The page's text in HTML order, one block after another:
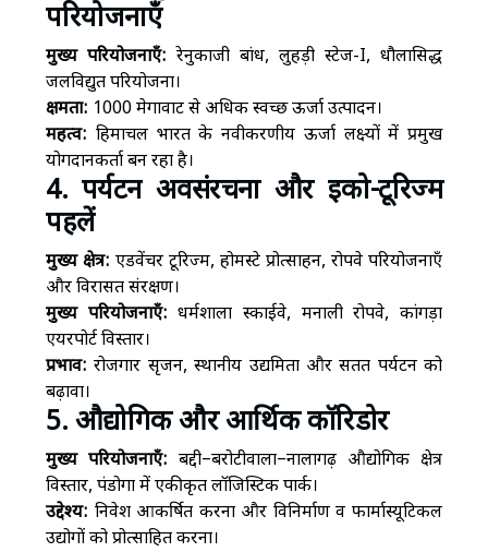
परियोजनाएँ
मुख्य परियोजनाएँ: रेनुकाजी बांध, लुहड़ी स्टेज-I, धौलासिद्ध
जलविद्युत परियोजना।
क्षमता: 1000 मेगावाट से अधिक स्वच्छ ऊर्जा उत्पादन।
महत्व: हिमाचल भारत के नवीकरणीय ऊर्जा लक्ष्यों में प्रमुख
योगदानकर्ता बन रहा है।
4. पर्यटन अवसंरचना और इको-टूरिज्म
पहलें
मुख्य क्षेत्र: एडवेंचर टूरिज्म, होमस्टे प्रोत्साहन, रोपवे परियोजनाएँ
और विरासत संरक्षण।
मुख्य परियोजनाएँ: धर्मशाला स्काईवे, मनाली रोपवे, कांगड़ा
एयरपोर्ट विस्तार।
प्रभाव: रोजगार सृजन, स्थानीय उद्यमिता और सतत पर्यटन को
बढ़ावा।
5. औद्योगिक और आर्थिक कॉरिडोर
मुख्य परियोजनाएँ: बद्दी–बरोटीवाला–नालागढ़ औद्योगिक क्षेत्र
विस्तार, पंडोगा में एकीकृत लॉजिस्टिक पार्क।
उद्देश्य: निवेश आकर्षित करना और विनिर्माण व फार्मास्यूटिकल
उद्योगों को प्रोत्साहित करना।